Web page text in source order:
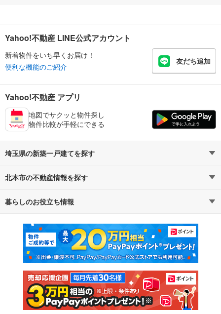
Yahoo!不動産 LINE公式アカウント
新着物件をいち早くお届け！
便利な機能のご紹介
友だち追加
Yahoo!不動産 アプリ
地図でサクッと物件探し
物件比較が手軽にできる
埼玉県の新築一戸建てを探す
路線・駅から探す
通勤・通学時間から探す
北本市の不動産情報を探す
不動産・住宅
新築マンション 中古マンション
新築一戸建て 中古一戸建て
注文住宅 土地
売却査定
暮らしのお役立ち情報
マンションカタログ 教えて！住まいの先生